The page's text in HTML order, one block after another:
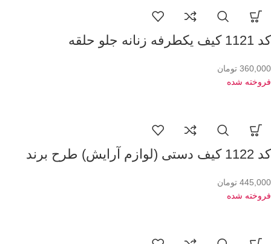
کد 1121 کیف یکطرفه زنانه جلو حلقه
360,000 تومان
فروخته شده
کد 1122 کیف دستی (لوازم آرایش) طرح برند
445,000 تومان
فروخته شده